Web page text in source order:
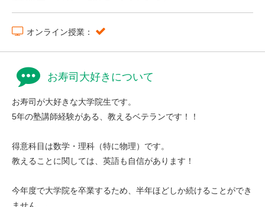
オンライン授業：
お寿司大好きについて
お寿司が大好きな大学院生です。
5年の塾講師経験がある、教えるベテランです！！
得意科目は数学・理科（特に物理）です。
教えることに関しては、英語も自信があります！
今年度で大学院を卒業するため、半年ほどしか続けることができ